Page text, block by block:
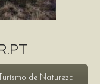
de Natureza